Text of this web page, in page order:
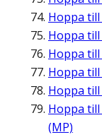
Hoppa till
Hoppa till
Hoppa till
Hoppa till
Hoppa till
Hoppa till
(MP)